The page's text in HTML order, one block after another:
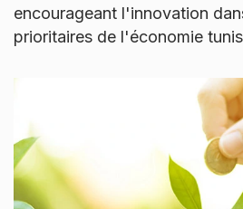
encourageant l'innovation
prioritaires de l'économie